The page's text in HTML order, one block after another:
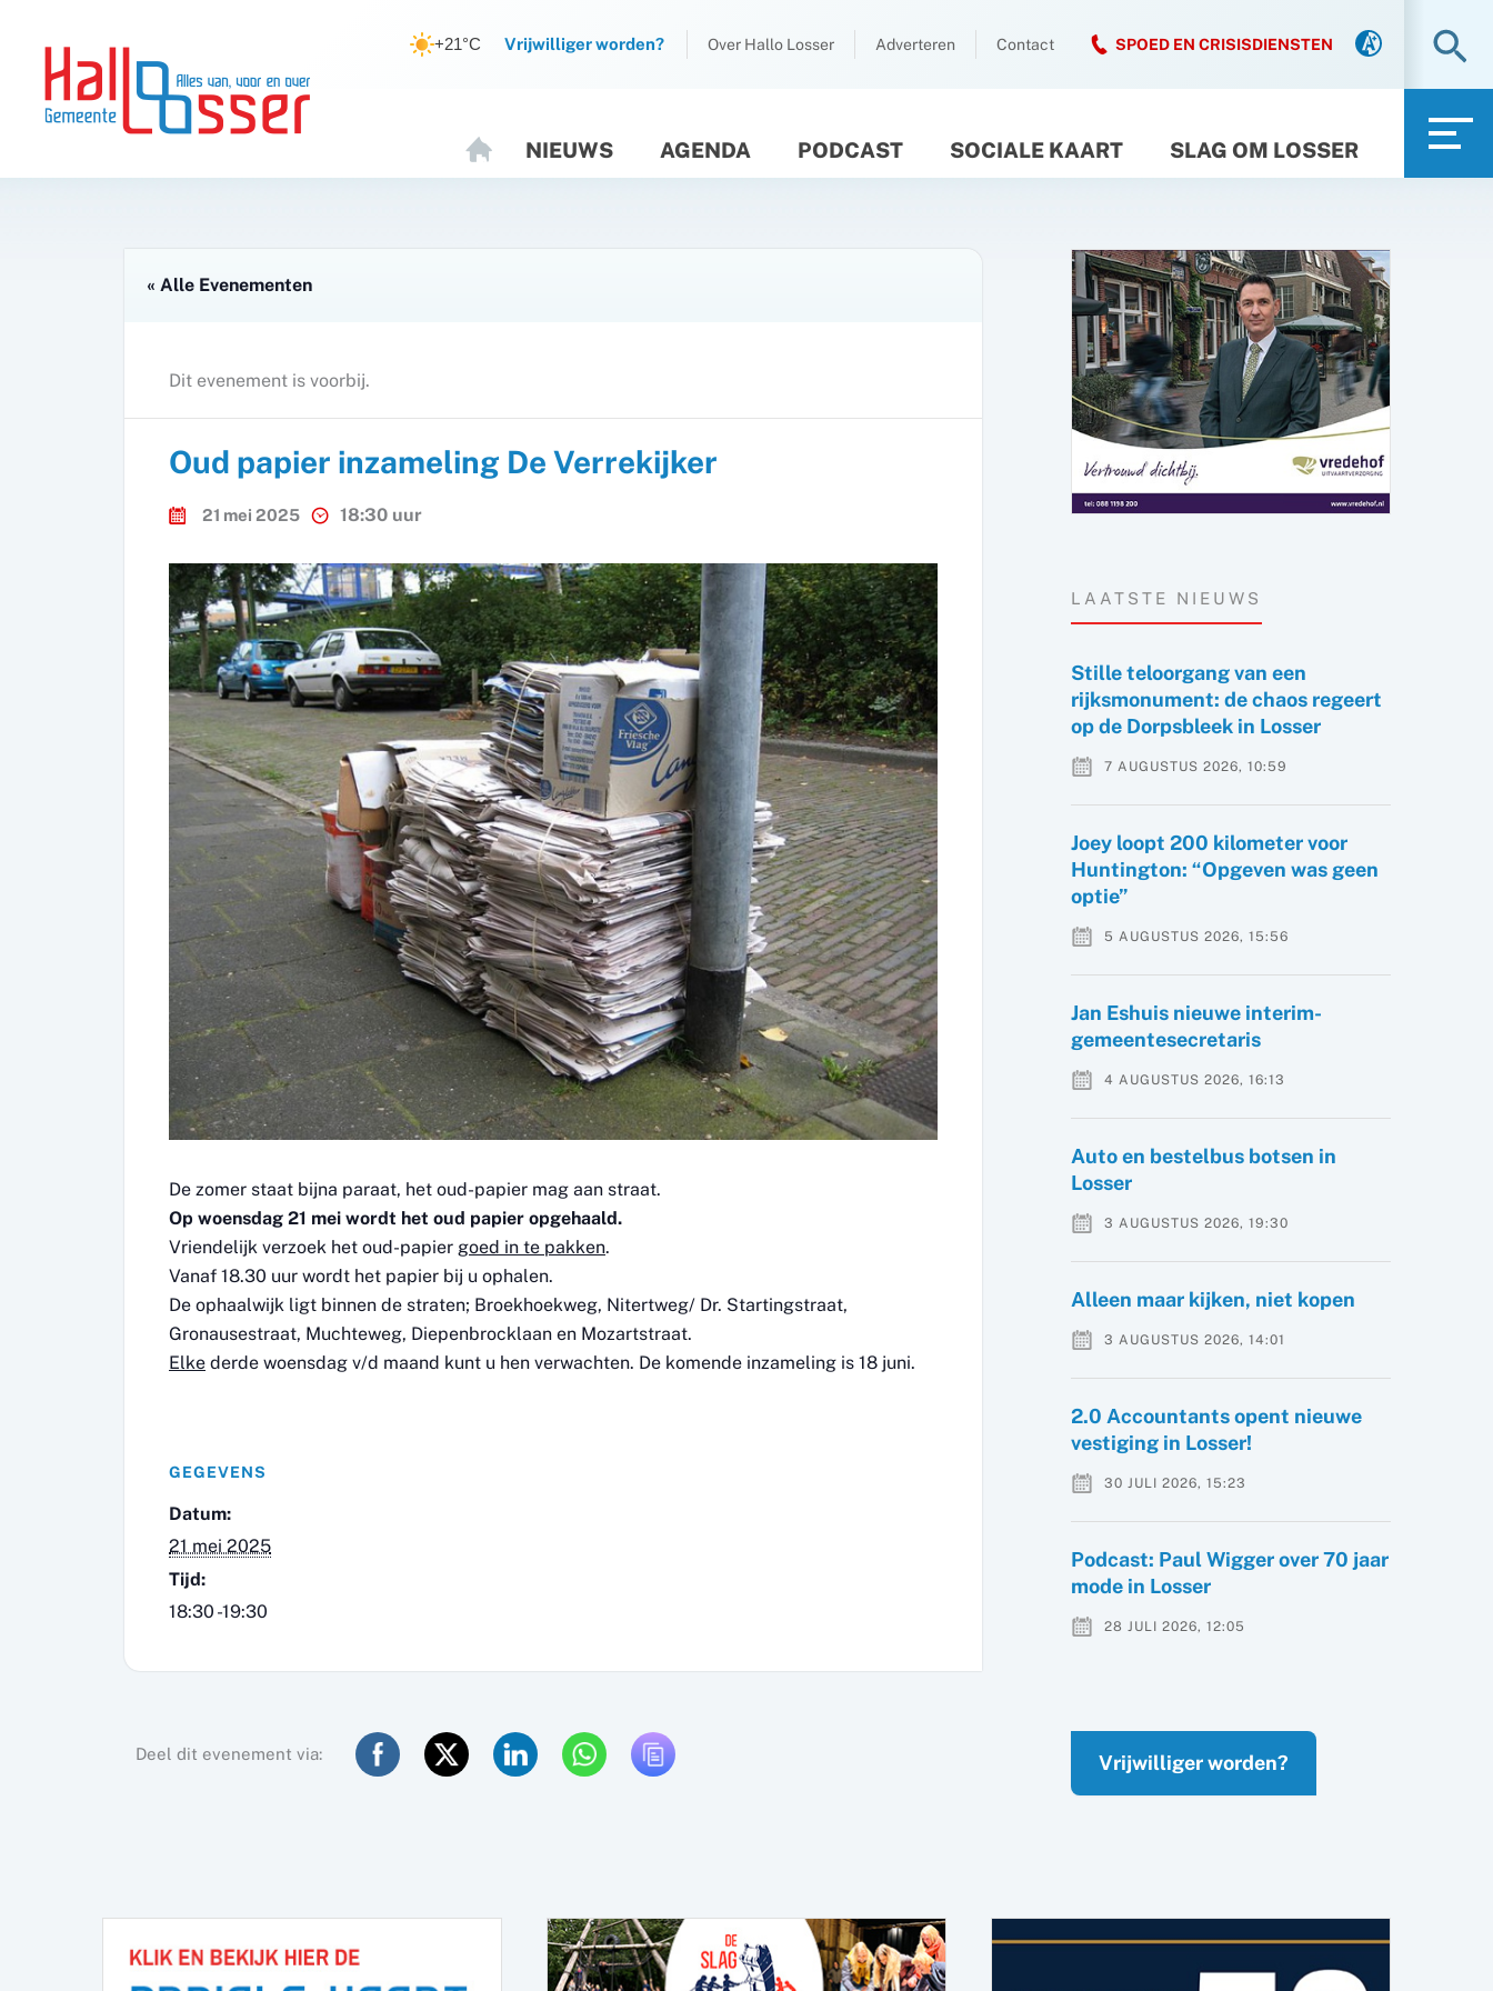
inhoud
inhoud
+21°C Vrijwilliger worden? Over Hallo Losser Adverteren Contact SPOED EN CRISISDIENSTEN
O
M
NIEUWS AGENDA PODCAST SOCIALE KAART SLAG OM LOSSER
« Alle Evenementen
Dit evenement is voorbij.
Oud papier inzameling De Verrekijker
21 mei 2025 18:30 uur
De zomer staat bijna paraat, het oud-papier mag aan straat.
Op woensdag 21 mei wordt het oud papier opgehaald.
Vriendelijk verzoek het oud-papier goed in te pakken.
Vanaf 18.30 uur wordt het papier bij u ophalen.
De ophaalwijk ligt binnen de straten; Broekhoekweg, Nitertweg/ Dr. Startingstraat,
Gronausestraat, Muchteweg, Diepenbrocklaan en Mozartstraat.
Elke derde woensdag v/d maand kunt u hen verwachten. De komende inzameling is 18 juni.
GEGEVENS
Datum:
21 mei 2025
Tijd:
18:30 -19:30
Deel dit evenement via:
LAATSTE NIEUWS
Stille teloorgang van een
rijksmonument: de chaos regeert
op de Dorpsbleek in Losser
7 AUGUSTUS 2026, 10:59
Joey loopt 200 kilometer voor
Huntington: “Opgeven was geen
optie”
5 AUGUSTUS 2026, 15:56
Jan Eshuis nieuwe interim-
gemeentesecretaris
4 AUGUSTUS 2026, 16:13
Auto en bestelbus botsen in
Losser
3 AUGUSTUS 2026, 19:30
Alleen maar kijken, niet kopen
3 AUGUSTUS 2026, 14:01
2.0 Accountants opent nieuwe
vestiging in Losser!
30 JULI 2026, 15:23
Podcast: Paul Wigger over 70 jaar
mode in Losser
28 JULI 2026, 12:05
Vrijwilliger worden?